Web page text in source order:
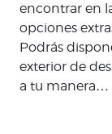
encontrar en
opciones
Podrás
exterior de
a tu manera…